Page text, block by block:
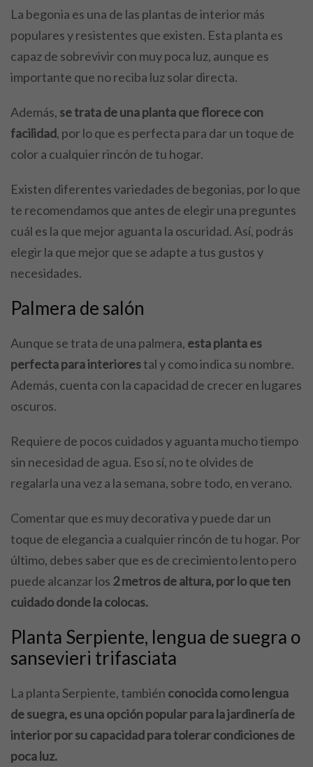
La begonia es una de las plantas de interior más
populares y resistentes que existen. Esta planta es
capaz de sobrevivir con muy poca luz, aunque es
importante que no reciba luz solar directa.
Además, se trata de una planta que florece con
facilidad, por lo que es perfecta para dar un toque de
color a cualquier rincón de tu hogar.
Existen diferentes variedades de begonias, por lo que
te recomendamos que antes de elegir una preguntes
cuál es la que mejor aguanta la oscuridad. Así, podrás
elegir la que mejor que se adapte a tus gustos y
necesidades.
Palmera de salón
Aunque se trata de una palmera, esta planta es
perfecta para interiorestal y como indica su nombre.
Además, cuenta con la capacidad de crecer en lugares
oscuros.
Requiere de pocos cuidados y aguanta mucho tiempo
sin necesidad de agua. Eso sí, no te olvides de
regalarla una vez a la semana, sobre todo, en verano.
Comentar que es muy decorativa y puede dar un
toque de elegancia a cualquier rincón de tu hogar. Por
último, debes saber que es de crecimiento lento pero
puede alcanzar los 2 metros de altura, por lo que ten
cuidado donde la colocas.
Planta Serpiente, lengua de suegra o
sansevieri trifasciata
La planta Serpiente, también conocida como lengua
de suegra,es una opción popular para la jardinería de
interior por su capacidad para tolerar condiciones de
poca luz.